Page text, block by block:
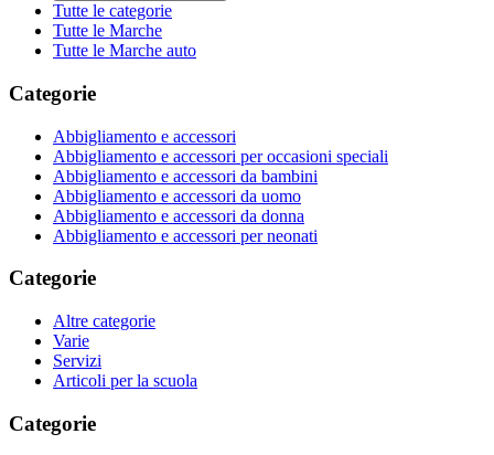
Tutte le categorie
Tutte le Marche
Tutte le Marche auto
Categorie
Abbigliamento e accessori
Abbigliamento e accessori per occasioni speciali
Abbigliamento e accessori da bambini
Abbigliamento e accessori da uomo
Abbigliamento e accessori da donna
Abbigliamento e accessori per neonati
Categorie
Altre categorie
Varie
Servizi
Articoli per la scuola
Categorie